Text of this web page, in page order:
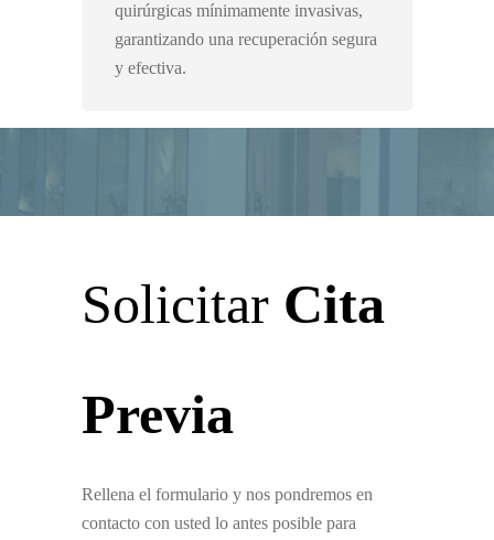
quirúrgicas mínimamente invasivas,
garantizando una recuperación segura
y efectiva.
Solicitar Cita
Previa
Rellena el formulario y nos pondremos en
contacto con usted lo antes posible para